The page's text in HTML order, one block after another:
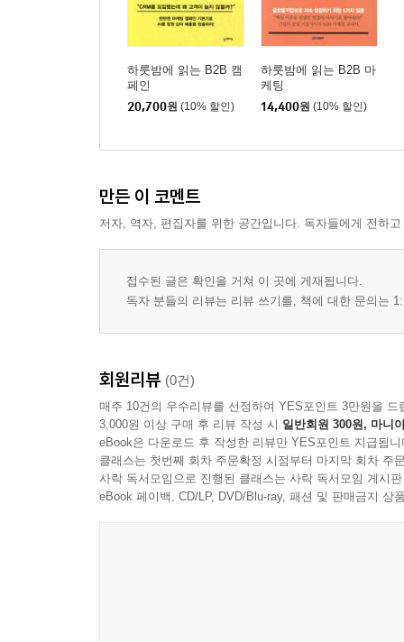
하룻밤에 읽는 B2B 캠
페인
20,700원 (10% 할인)
하룻밤에 읽는 B2B 마
케팅
14,400원 (10% 할인)
만든 이 코멘트
저자, 역자, 편집자를 위한 공간입니다. 독자들에게 전하
접수된 글은 확인을 거쳐 이 곳에 게재됩니다.
독자 분들의 리뷰는 리뷰 쓰기를, 책에 대한 문의는
회원리뷰 (0건)
매주 10건의 우수리뷰를 선정하여 YES포인트 3만원을 드
3,000원 이상 구매 후 리뷰 작성 시 일반회원 300원, 마니
eBook은 다운로드 후 작성한 리뷰만 YES포인트 지급됩니
클래스는 첫번째 회차 주문확정 시점부터 마지막 회차 주
사락 독서모임으로 진행된 클래스는 사락 독서모임 게시
eBook 페이백, CD/LP, DVD/Blu-ray, 패션 및 판매금지 상